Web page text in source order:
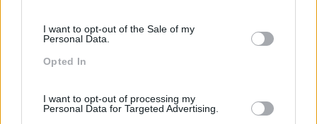
I want to opt-out of the Sale of my
Personal Data.
Opted In
I want to opt-out of processing my
Personal Data for Targeted Advertising.